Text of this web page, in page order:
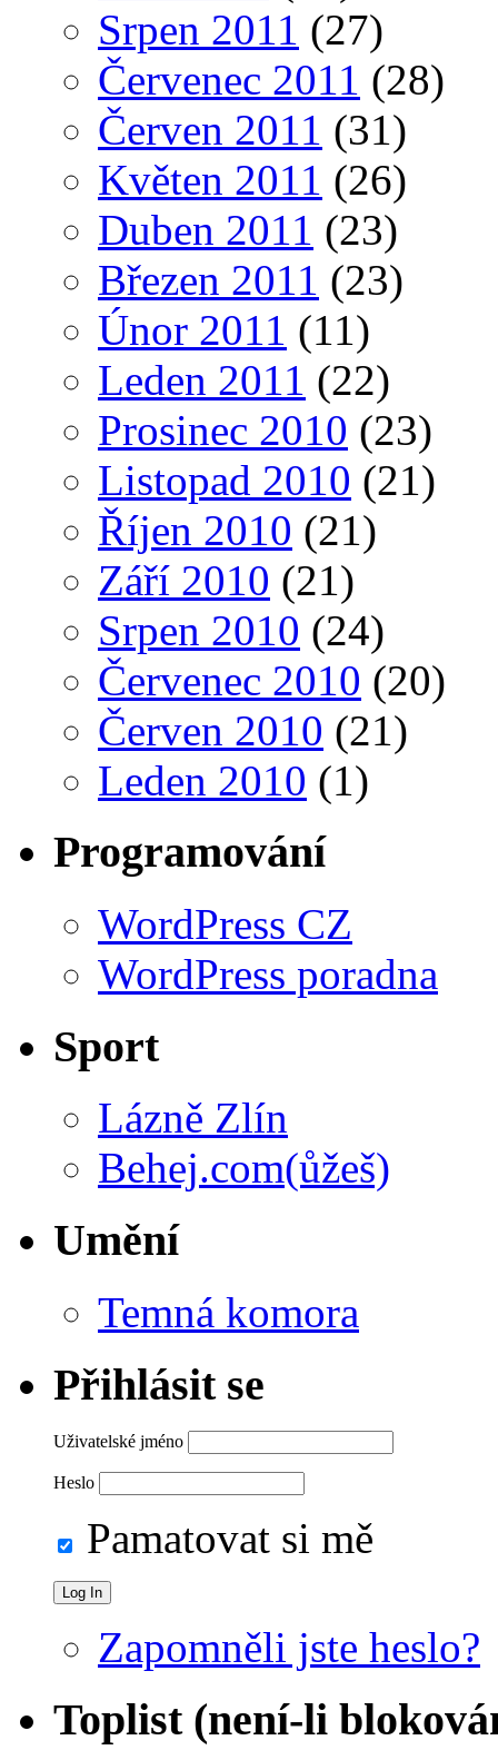
Srpen 2011 (27)
Červenec 2011 (28)
Červen 2011 (31)
Květen 2011 (26)
Duben 2011 (23)
Březen 2011 (23)
Únor 2011 (11)
Leden 2011 (22)
Prosinec 2010 (23)
Listopad 2010 (21)
Říjen 2010 (21)
Září 2010 (21)
Srpen 2010 (24)
Červenec 2010 (20)
Červen 2010 (21)
Leden 2010 (1)
Programování
WordPress CZ
WordPress poradna
Sport
Lázně Zlín
Behej.com(ůžeš)
Umění
Temná komora
Přihlásit se
Uživatelské jméno
Heslo
Pamatovat si mě
Zapomněli jste heslo?
Toplist (není-li